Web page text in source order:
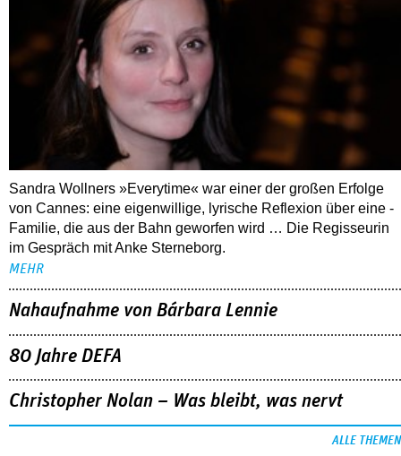
Sandra Wollners »Everytime« war einer der großen Erfolge
von Cannes: eine eigenwillige, lyrische Reflexion über eine ­
Familie, die aus der Bahn geworfen wird … Die Regisseurin
im Gespräch mit Anke Sterneborg.
Nahaufnahme von Bárbara Lennie
80 Jahre DEFA
Christopher Nolan – Was bleibt, was nervt
TIPPS
07.08.2026
ZDF-Mediathek: »München Beats«